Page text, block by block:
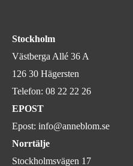
Stockholm
Västberga Allé 36 A
126 30 Hägersten
Telefon: 08 22 22 26
EPOST
Epost: info@anneblom.se
Norrtälje
Stockholmsvägen 17